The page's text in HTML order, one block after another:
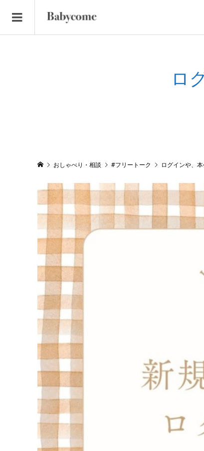
ロ
おしゃべり・相談 #フリートーク ログインや、